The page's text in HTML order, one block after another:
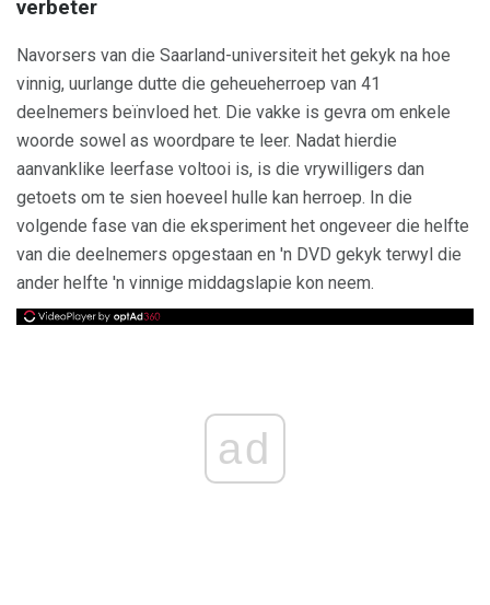
verbeter
Navorsers van die Saarland-universiteit het gekyk na hoe
vinnig, uurlange dutte die geheueherroep van 41
deelnemers beïnvloed het. Die vakke is gevra om enkele
woorde sowel as woordpare te leer. Nadat hierdie
aanvanklike leerfase voltooi is, is die vrywilligers dan
getoets om te sien hoeveel hulle kan herroep. In die
volgende fase van die eksperiment het ongeveer die helfte
van die deelnemers opgestaan ​​en 'n DVD gekyk terwyl die
ander helfte 'n vinnige middagslapie kon neem.
ad